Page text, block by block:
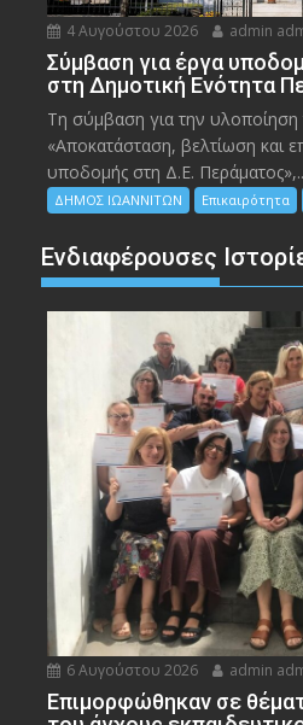
4 Αυγούστου 2026 admin
Σύμβαση για έργα
στη Δημοτική Ενότητα
Τη σύμβαση για την
«Αποκατάσταση, βελτίωση και
υποδομής στη Δ.Ε.
ΔΗΜΟΣ ΙΩΑΝΝΙΤΩΝ Επικαιρότητα
Ενδιαφέρουσες
6 Αυγούστου 2026 admin
Eπιμορφώθηκαν σε